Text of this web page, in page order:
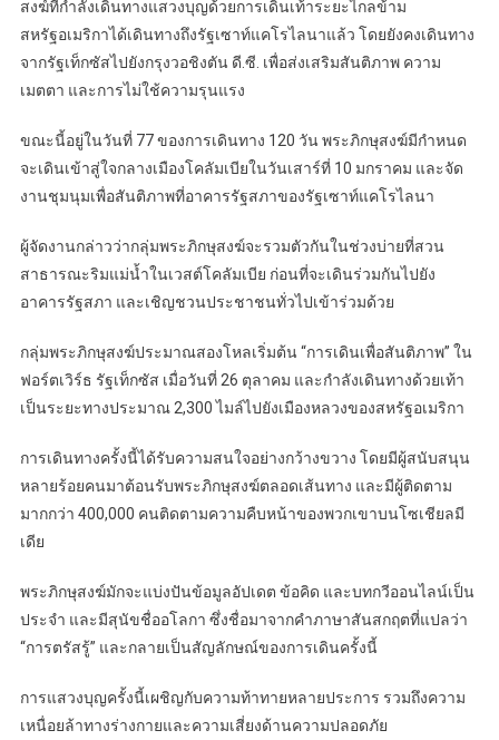
สงฆ์ที่กำลังเดินทางแสวงบุญด้วยการเดินเท้าระยะไกลข้าม
สหรัฐอเมริกาได้เดินทางถึงรัฐเซาท์แคโรไลนาแล้ว โดยยังคงเดินทาง
จากรัฐเท็กซัสไปยังกรุงวอชิงตัน ดี.ซี. เพื่อส่งเสริมสันติภาพ ความ
เมตตา และการไม่ใช้ความรุนแรง
ขณะนี้อยู่ในวันที่ 77 ของการเดินทาง 120 วัน พระภิกษุสงฆ์มีกำหนด
จะเดินเข้าสู่ใจกลางเมืองโคลัมเบียในวันเสาร์ที่ 10 มกราคม และจัด
งานชุมนุมเพื่อสันติภาพที่อาคารรัฐสภาของรัฐเซาท์แคโรไลนา
ผู้จัดงานกล่าวว่ากลุ่มพระภิกษุสงฆ์จะรวมตัวกันในช่วงบ่ายที่สวน
สาธารณะริมแม่น้ำในเวสต์โคลัมเบีย ก่อนที่จะเดินร่วมกันไปยัง
อาคารรัฐสภา และเชิญชวนประชาชนทั่วไปเข้าร่วมด้วย
กลุ่มพระภิกษุสงฆ์ประมาณสองโหลเริ่มต้น “การเดินเพื่อสันติภาพ” ใน
ฟอร์ตเวิร์ธ รัฐเท็กซัส เมื่อวันที่ 26 ตุลาคม และกำลังเดินทางด้วยเท้า
เป็นระยะทางประมาณ 2,300 ไมล์ไปยังเมืองหลวงของสหรัฐอเมริกา
การเดินทางครั้งนี้ได้รับความสนใจอย่างกว้างขวาง โดยมีผู้สนับสนุน
หลายร้อยคนมาต้อนรับพระภิกษุสงฆ์ตลอดเส้นทาง และมีผู้ติดตาม
มากกว่า 400,000 คนติดตามความคืบหน้าของพวกเขาบนโซเชียลมี
เดีย
พระภิกษุสงฆ์มักจะแบ่งปันข้อมูลอัปเดต ข้อคิด และบทกวีออนไลน์เป็น
ประจำ และมีสุนัขชื่ออโลกา ซึ่งชื่อมาจากคำภาษาสันสกฤตที่แปลว่า
“การตรัสรู้” และกลายเป็นสัญลักษณ์ของการเดินครั้งนี้
การแสวงบุญครั้งนี้เผชิญกับความท้าทายหลายประการ รวมถึงความ
เหนื่อยล้าทางร่างกายและความเสี่ยงด้านความปลอดภัย